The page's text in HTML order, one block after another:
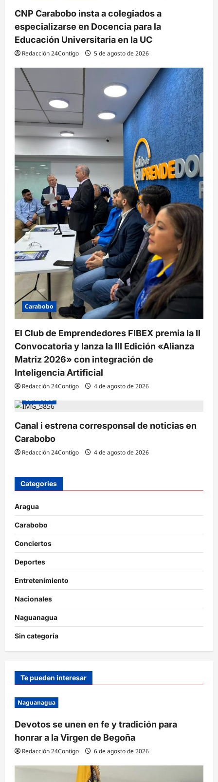
CNP Carabobo insta a colegiados a
especializarse en Docencia para la
Educación Universitaria en la UC
Redacción 24Contigo 5 de agosto de 2026
Carabobo
El Club de Emprendedores FIBEX premia la II
Convocatoria y lanza la III Edición «Alianza
Matriz 2026» con integración de
Inteligencia Artificial
Redacción 24Contigo
4 de agosto de 2026
Carabobo
Canal i estrena corresponsal de noticias en
Carabobo
Redacción 24Contigo 4 de agosto de 2026
Categories
Aragua
Carabobo
Conciertos
Deportes
Entretenimiento
Nacionales
Naguanagua
Sin categoría
Te pueden interesar
Naguanagua
Devotos se unen en fe y tradición para
honrar a la Virgen de Begoña
Redacción 24Contigo 6 de agosto de 2026